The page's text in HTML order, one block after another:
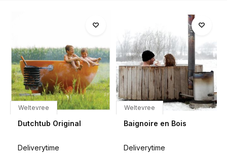
Weltevree
Dutchtub Original
Deliverytime
Weltevree
Baignoire en Bois
Deliverytime